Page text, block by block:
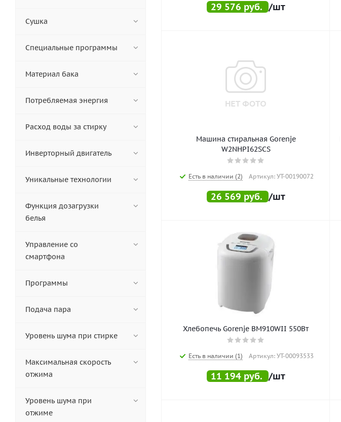
29 576 руб. /шт
Машина стиральная Gorenje
W2NHPI62SCS
Есть в наличии (2) Артикул: УТ-00190072
26 569 руб. /шт
Хлебопечь Gorenje BM910WII 550Вт
Есть в наличии (1) Артикул: УТ-00093533
11 194руб. /шт
Сушка
Специальные программы
Материал бака
Потребляемая энергия
Расход воды за стирку
Инверторный двигатель
Уникальные технологии
Функция дозагрузки
белья
Управление со
смартфона
Программы
Подача пара
Уровень шума при стирке
Максимальная скорость
отжима
Уровень шума при
отжиме